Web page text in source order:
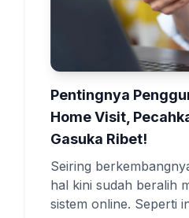
Pentingnya
Home Visit,
Gasuka Ribet!
Seiring
hal kini sudah beralih
sistem online. Seperti